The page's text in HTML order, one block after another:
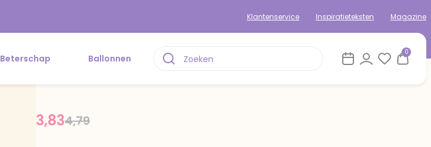
Klantenservice Inspiratieteksten Magazine
Beterschap Ballonnen
0
Price reduced from
4,79to
3,83